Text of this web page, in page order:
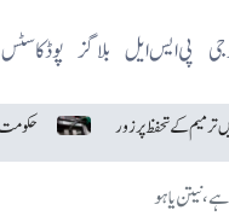
پی ایس ایل بلاگز پوڈکاسٹس
نیتن یاہو